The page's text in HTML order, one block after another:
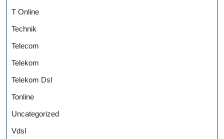
T Online
Technik
Telecom
Telekom
Telekom Dsl
Tonline
Uncategorized
Vdsl